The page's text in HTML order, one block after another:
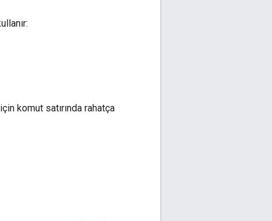
komut satırında rahatça